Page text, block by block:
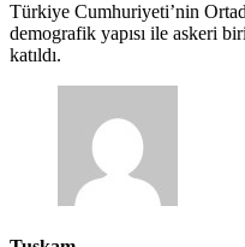
Türkiye Cumhuriyeti’nin
demografik yapısı ile askeri
katıldı.